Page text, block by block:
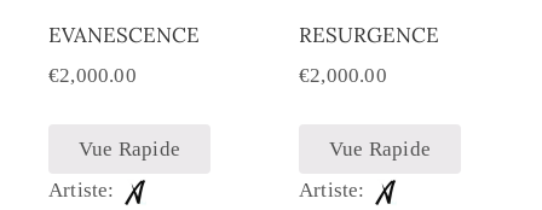
EVANESCENCE
€2,000.00
Vue Rapide
Artiste:
RESURGENCE
€2,000.00
Vue Rapide
Artiste: